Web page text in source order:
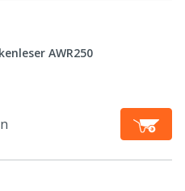
AWR250